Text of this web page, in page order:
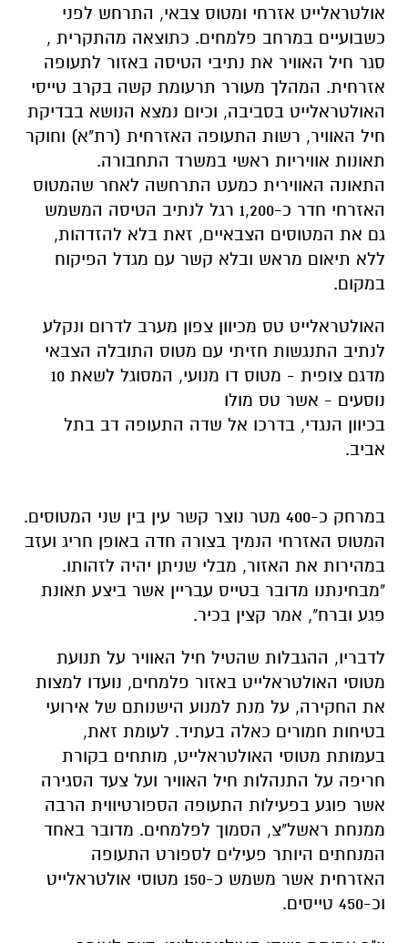
אולטראלייט אזרחי ומטוס צבאי, התרחש לפני
כשבועיים במרחב פלמחים. כתוצאה מהתקרית ,
סגר חיל האוויר את נתיבי הטיסה באזור לתעופה
אזרחית. המהלך מעורר תרעומת קשה בקרב טייסי
האולטראלייט בסביבה, וכיום נמצא הנושא בבדיקת
חיל האוויר, רשות התעופה האזרחית (רת"א) וחוקר
תאונות אוויריות ראשי במשרד התחבורה.
התאונה האווירית כמעט התרחשה לאחר שהמטוס
האזרחי חדר כ-1,200 רגל לנתיב הטיסה המשמש
גם את המטוסים הצבאיים, זאת בלא להזדהות,
ללא תיאום מראש ובלא קשר עם מגדל הפיקוח
במקום.
האולטראלייט טס מכיוון צפון מערב לדרום ונקלע
לנתיב התנגשות חזיתי עם מטוס התובלה הצבאי
מדגם צופית - מטוס דו מנועי, המסוגל לשאת 10
נוסעים - אשר טס מולו
בכיוון הנגדי, בדרכו אל שדה התעופה דב בתל
אביב.
במרחק כ-400 מטר נוצר קשר עין בין שני המטוסים.
המטוס האזרחי הנמיך בצורה חדה באופן חריג ועזב
במהירות את האזור, מבלי שניתן יהיה לזהותו.
"מבחינתנו מדובר בטייס עבריין אשר ביצע תאונת
פגע וברח", אמר קצין בכיר.
לדבריו, ההגבלות שהטיל חיל האוויר על תנועת
מטוסי האולטראלייט באזור פלמחים, נועדו למצות
את החקירה, על מנת למנוע הישנותם של אירועי
בטיחות חמורים כאלה בעתיד. לעומת זאת,
בעמותת מטוסי האולטראלייט, מותחים בקורת
חריפה על התנהלות חיל האוויר ועל צעד הסגירה
אשר פוגע בפעילות התעופה הספורטיווית הרבה
ממנחת ראשל"צ, הסמוך לפלמחים. מדובר באחד
המנחתים היותר פעילים לספורט התעופה
האזרחית אשר משמש כ-150 מטוסי אולטראלייט
וכ-450 טייסים.